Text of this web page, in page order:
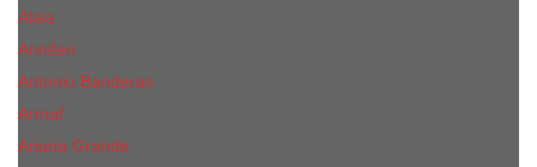
Alaia
Annifen
Antonio Banderas
Armaf
Ariana Grande